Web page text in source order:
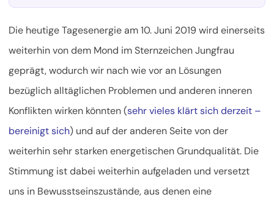
Die heutige Tagesenergie am 10. Juni 2019 wird einerseits
weiterhin von dem Mond im Sternzeichen Jungfrau
geprägt, wodurch wir nach wie vor an Lösungen
bezüglich alltäglichen Problemen und anderen inneren
Konflikten wirken könnten (sehr vieles klärt sich derzeit –
bereinigt sich) und auf der anderen Seite von der
weiterhin sehrstarken energetischen Grundqualität. Die
Stimmung ist dabei weiterhin aufgeladen und versetzt
uns in Bewusstseinszustände, aus denen eine